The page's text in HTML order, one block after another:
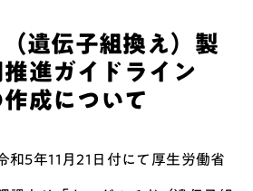
遺伝子組換え）製
進ガイドライン
作成について
和5年11月21日付にて厚生労働省